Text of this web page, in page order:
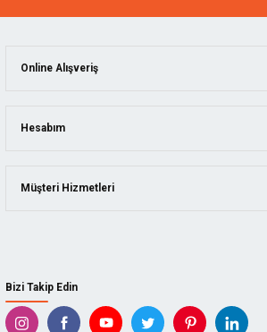
Bizi Takip Edin
Online Alışveriş
Hesabım
Müşteri Hizmetleri